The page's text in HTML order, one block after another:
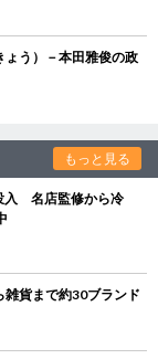
う）－本田雅俊の政
もっと見る
入 名店監修から冷
貨まで約30ブランド